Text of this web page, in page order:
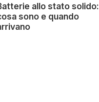
allo stato solido:
sono e quando